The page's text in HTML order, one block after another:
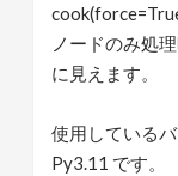
ノードのみ処
に見えます。
使用している
Py3.11 です。